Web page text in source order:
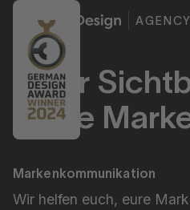
AGENCY
Mehr
deine
Markenkommunikation
Wir helfen euch, eure